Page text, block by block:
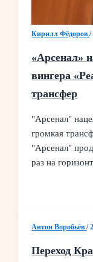
Кирилл Фёдоров/
«Арсенал»
вингера
трансфер
"Арсенал"
громкая
"Арсенал"
раз на
Антон Воробьёв/
Переход